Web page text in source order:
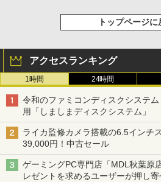
トップページに
アクセスランキング
1時間 24時間
令和のファミコンディスクシステ
用「しましまディスクシステム」
ライカ監修カメラ搭載の6.5インチ
39,000円！中古セール
ゲーミングPC専門店「MDL秋葉原
レゼントを求めるユーザーが押し